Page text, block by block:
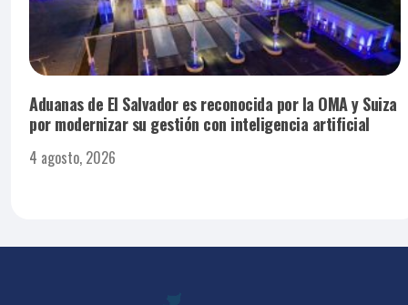
Aduanas de El Salvador es reconocida por la OMA y Suiza
por modernizar su gestión con inteligencia artificial
4 agosto, 2026